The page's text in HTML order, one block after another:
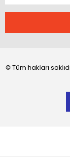
© Tüm hakları